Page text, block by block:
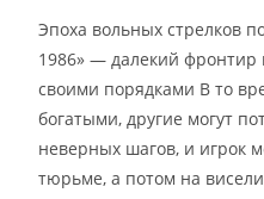
Эпоха вольных стрелков
1986» — далекий фронтир
своими порядками В то
богатыми, другие могут
неверных шагов, и игрок
тюрьме, а потом на